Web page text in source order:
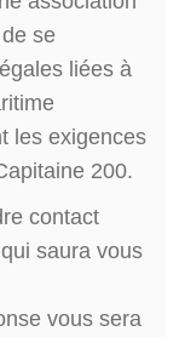
se
liées à
les exigences
200.
contact
saura vous
vous sera